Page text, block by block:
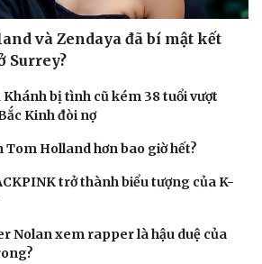
và Zendaya đã bí mật kết
Surrey?
Khánh bị tình cũ kém 38 tuổi vượt
Kinh đòi nợ
Tom Holland hơn bao giờ hết?
trở thành biểu tượng của K-
Nolan xem rapper là hậu duệ của